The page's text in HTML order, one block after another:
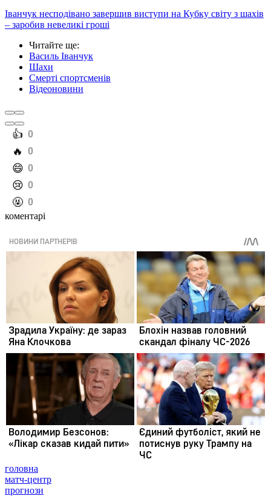
Іванчук несподівано завершив виступи на Кубку світу з шахів
– заробив невеликі гроші
Читайте ще:
Василь Іванчук
Шахи
Смерті спортсменів
Відеоновини
️👍 0
️🔥 0
️😄 0
️😢 0
️🤬 0
коментарі
головна
матч-центр
прогнози